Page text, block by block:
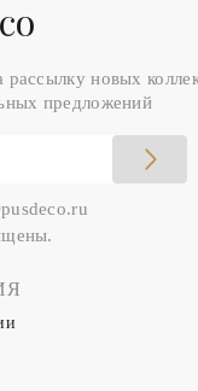
рассылку новых
предложений